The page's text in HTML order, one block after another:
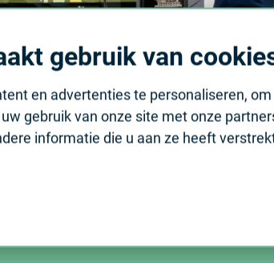
gebruik van
en advertenties te personaliseren,
gebruik van onze site met onze
informatie die u aan ze heeft